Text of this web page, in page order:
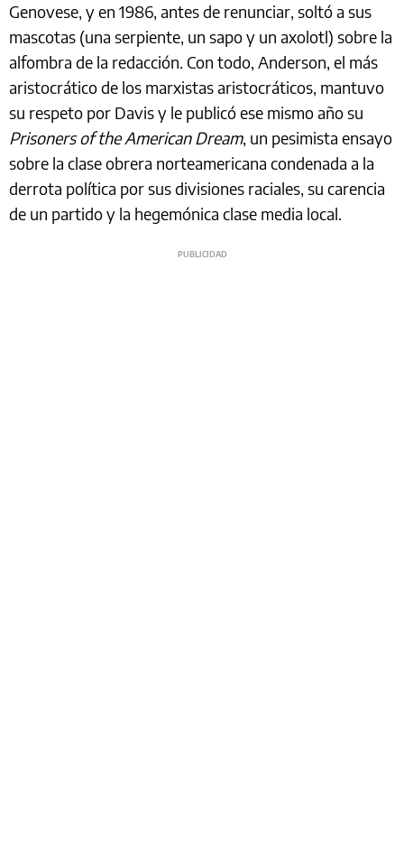
Genovese, y en 1986, antes de renunciar, soltó a sus
mascotas (una serpiente, un sapo y un axolotl) sobre la
alfombra de la redacción. Con todo, Anderson, el más
aristocrático de los marxistas aristocráticos, mantuvo
su respeto por Davis y le publicó ese mismo año su
Prisoners of the American Dream, un pesimista ensayo
sobre la clase obrera norteamericana condenada a la
derrota política por sus divisiones raciales, su carencia
de un partido y la hegemónica clase media local.